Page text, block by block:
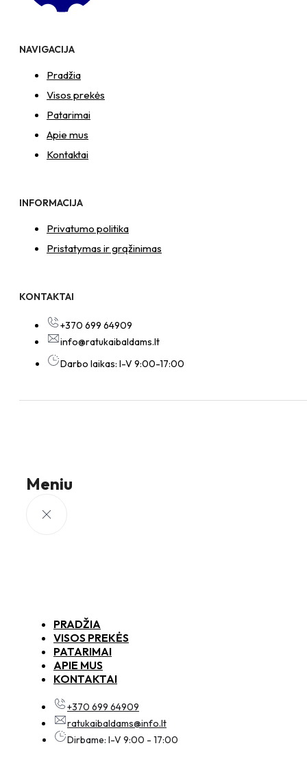
NAVIGACIJA
Pradžia
Visos prekės
Patarimai
Apie mus
Kontaktai
INFORMACIJA
Privatumo politika
Pristatymas ir grąžinimas
KONTAKTAI
+370 699 64909
info@ratukaibaldams.lt
Darbo laikas: I-V 9:00-17:00
Meniu
PRADŽIA
VISOS PREKĖS
PATARIMAI
APIE MUS
KONTAKTAI
+370 699 64909
ratukaibaldams@info.lt
Dirbame: I-V 9:00 - 17:00